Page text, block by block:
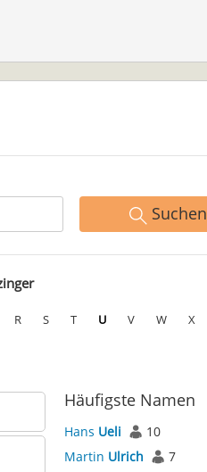
Suchen
R S T U V W X
Häufigste Namen
Hans Ueli
10
Martin Ulrich
7